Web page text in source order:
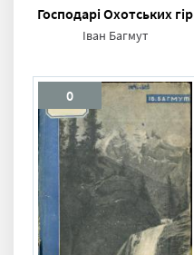
Господарі Охотських гір
Іван Багмут
0